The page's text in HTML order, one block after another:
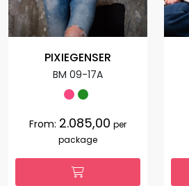
PIXIEGENSER
BM 09-17A
From: 2.085,00 per
package